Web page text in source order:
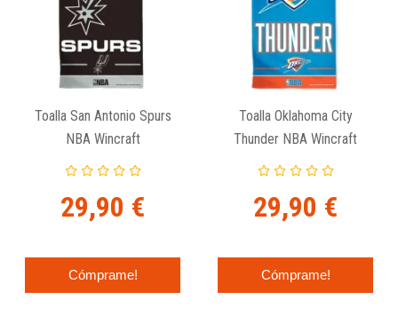
Toalla San Antonio Spurs
NBA Wincraft
29,90 €
Cómprame!
Toalla Oklahoma City
Thunder NBA Wincraft
29,90 €
Cómprame!